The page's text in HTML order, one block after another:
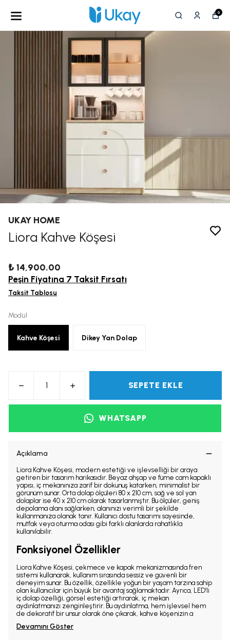
0
UKAY HOME
Liora Kahve Köşesi
₺ 14,900.00
Peşin Fiyatına 7 Taksit Fırsatı
Taksit Tablosu
Modül
Kahve Köşesi Dikey Yan Dolap
SEPETE EKLE
WHATSAPP
Açıklama
Liora Kahve Köşesi, modern estetiği ve işlevselliği bir araya
getiren bir tasarım harikasıdır. Beyaz ahşap ve füme cam kapaklı
yapısı, iç mekanınıza zarif bir dokunuş katarken, minimalist bir
görünüm sunar. Orta dolap ölçüleri 80 x 210 cm, sağ ve sol yan
dolaplar ise 40 x 210 cm olarak tasarlanmıştır. Bu ölçüler, geniş
depolama alanı sağlarken, alanınızı verimli bir şekilde
kullanmanıza olanak tanır. Kullanıcı dostu tasarımı sayesinde,
mutfak veya oturma odası gibi farklı alanlarda rahatlıkla
kullanılabilir.
Fonksiyonel Özellikler
Liora Kahve Köşesi, çekmece ve kapak mekanizmasında fren
sistemi kullanarak, kullanım sırasında sessiz ve güvenli bir
deneyim sunar. Bu özellik, özellikle yoğun bir yaşam tarzına sahip
olan kullanıcılar için büyük bir avantaj sağlamaktadır. Ayrıca, LED’li
iç dolap özelliği, görsel estetiği artırarak, iç mekan
aydınlatmanızı zenginleştirir. Bu aydınlatma, hem işlevsel hem
de dekoratif bir unsur olarak öne çıkarak, kahve köşenizin a
Devamını Göster